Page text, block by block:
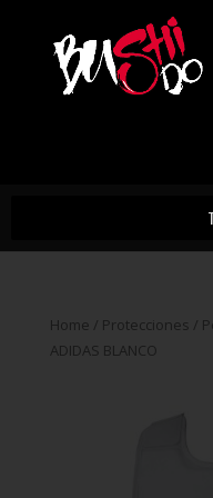
Home / Protecciones /
ADIDAS BLANCO